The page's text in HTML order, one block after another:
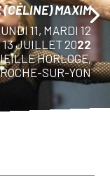
(CÉLINE) MAXIM
11, MARDI 12
13 JUILLET 2022
HORLOGE,
SUR-YON